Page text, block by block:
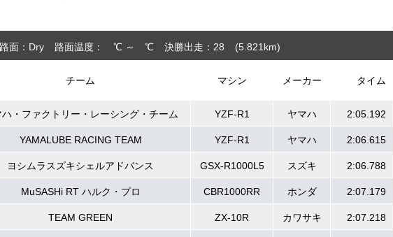
路面：Dry 路面温度： ℃ ～ ℃ 決勝出走：28 (5.821 km)
チーム マシン メーカー タイム
ハ・ファクトリー・レーシング・チーム YZF-R1 ヤマハ 2:05.192
YAMALUBE RACING TEAM YZF-R1 ヤマハ 2:06.615
ヨシムラスズキシェルアドバンス GSX-R1000L5 スズキ 2:06.788
MuSASHi RT ハルク・プロ CBR1000RR ホンダ 2:07.179
TEAM GREEN ZX-10R カワサキ 2:07.218